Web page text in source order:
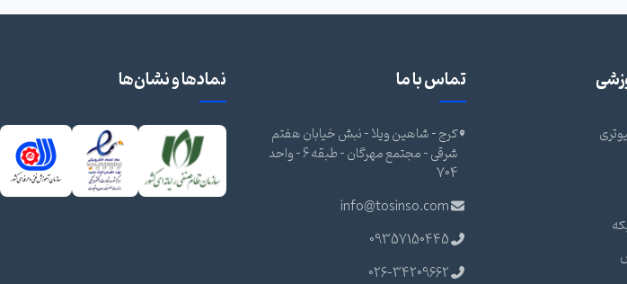
تماس با ما
کرج - شاهین ویلا - نبش خیابان هفتم
شرقی - مجتمع مهرگان - طبقه 6 - واحد
704
info@tosinso.com
09357150445
026-34209662
نمادها و نشان‌ها